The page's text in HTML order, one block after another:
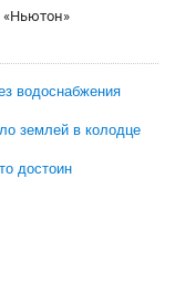
водоснабжения
землей в колодце
достоин